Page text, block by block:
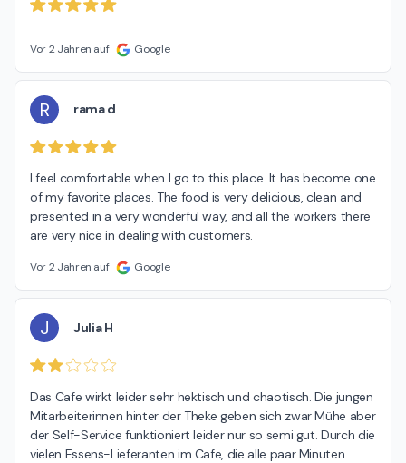
Vor 2 Jahren auf Google
R rama d
I feel comfortable when I go to this place. It has become one
of my favorite places. The food is very delicious, clean and
presented in a very wonderful way, and all the workers there
are very nice in dealing with customers.
Vor 2 Jahren auf Google
J Julia H
Das Cafe wirkt leider sehr hektisch und chaotisch. Die jungen
Mitarbeiterinnen hinter der Theke geben sich zwar Mühe aber
der Self-Service funktioniert leider nur so semi gut. Durch die
vielen Essens-Lieferanten im Cafe, die alle paar Minuten